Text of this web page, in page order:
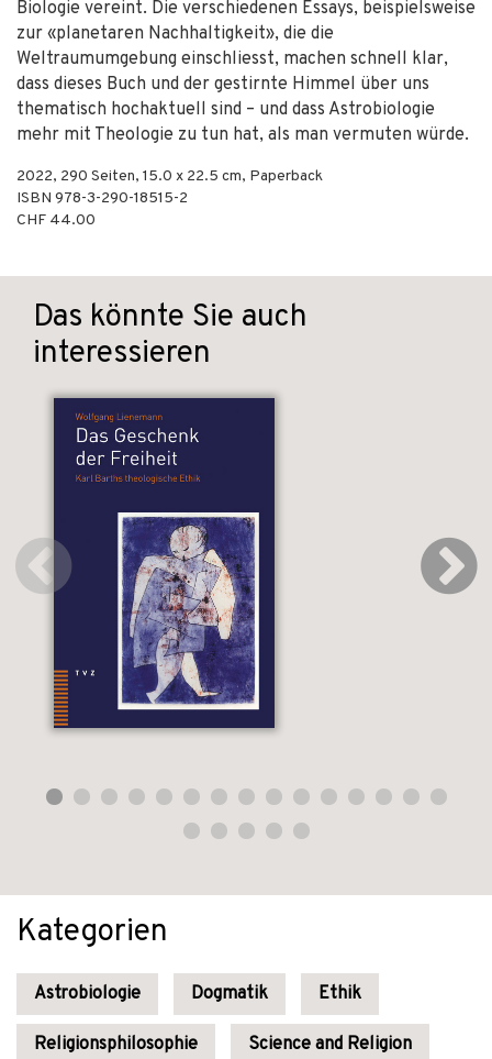
Biologie vereint. Die verschiedenen Essays, beispielsweise
zur «planetaren Nachhaltigkeit», die die
Weltraumumgebung einschliesst, machen schnell klar,
dass dieses Buch und der gestirnte Himmel über uns
thematisch hochaktuell sind – und dass Astrobiologie
mehr mit Theologie zu tun hat, als man vermuten würde.
2022, 290 Seiten, 15.0 x 22.5 cm, Paperback
ISBN 978-3-290-18515-2
CHF 44.00
Das könnte Sie auch
interessieren
Kategorien
Astrobiologie Dogmatik Ethik
Religionsphilosophie Science and Religion